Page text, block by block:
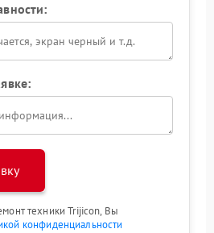
техники Trijicon, Вы
конфиденциальности